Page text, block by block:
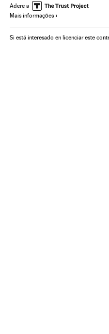
Investigação policial Caso
Petrobras Lavagem dinheiro
Adere a
Mais informações
Si está interesado en licenciar este